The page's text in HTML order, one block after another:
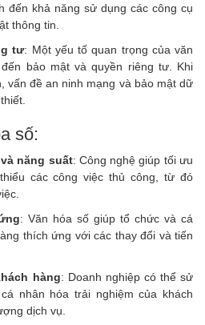
đến khả năng sử dụng các công cụ
thông tin.
tư: Một yếu tố quan trọng của văn
bảo mật và quyền riêng tư. Khi
vấn đề an ninh mạng và bảo mật dữ
số:
năng suất: Công nghệ giúp tối ưu
các công việc thủ công, từ đó
: Văn hóa số giúp tổ chức và cá
thích ứng với các thay đổi và tiến
hàng: Doanh nghiệp có thể sử
nhân hóa trải nghiệm của khách
dịch vụ.